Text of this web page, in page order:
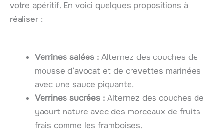
votre apéritif. En voici quelques propositions à
réaliser :
Verrines salées : Alternez des couches de
mousse d’avocat et de crevettes marinées
avec une sauce piquante.
Verrines sucrées : Alternez des couches de
yaourt nature avec des morceaux de fruits
frais comme les framboises.